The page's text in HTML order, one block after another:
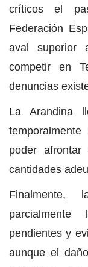
críticos el
Federación
aval superior
competir en
denuncias
La Arandina
poder
cantidades
Finalmente,
parcialmente
pendientes y
aunque el